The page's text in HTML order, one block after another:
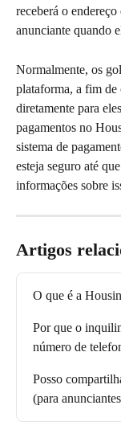
receberá o
anunciante quando
Normalmente, os
plataforma, a fim de
diretamente para
pagamentos no
sistema de
esteja seguro até
informações sobre
Artigos
O que é a
Por que o
número de
Posso
(para